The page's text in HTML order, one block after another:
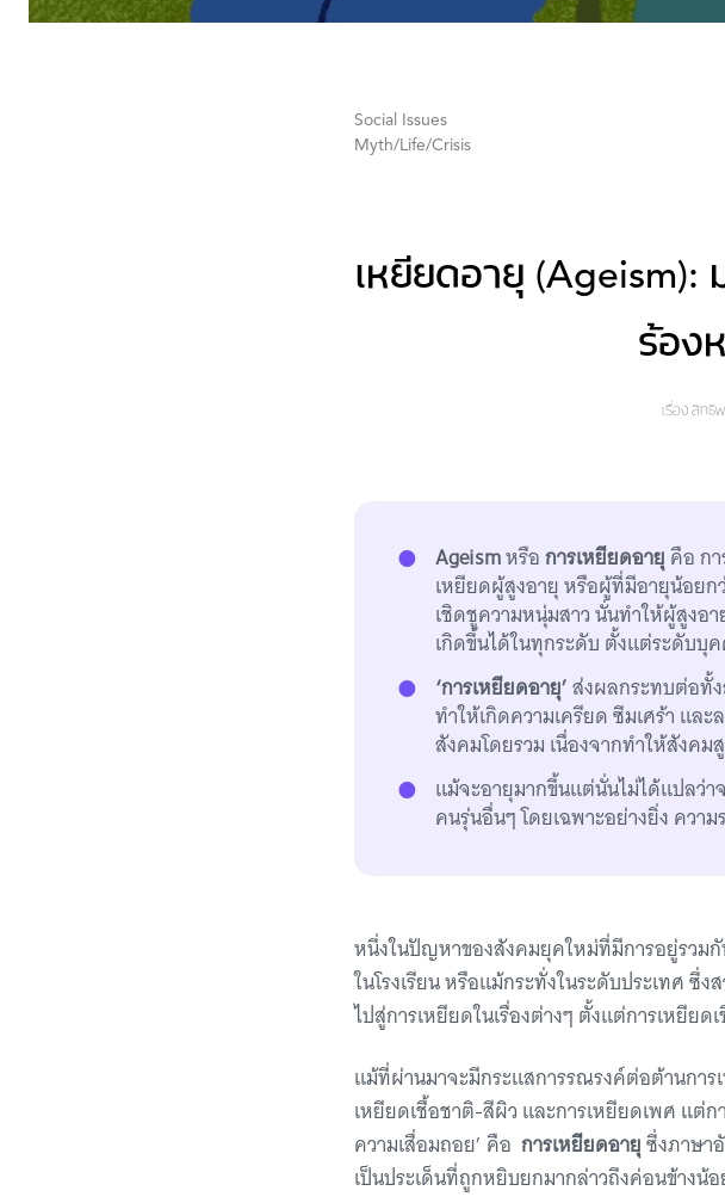
Social Issues
Myth/Life/Crisis
เหยียดอายุ (Ageism):
ร้อง
เรื่อง สิทธิ
Ageismหรือการเหยียดอายุ คือ ก
เหยียดผู้สูงอายุ หรือผู้ที่มีอายุน้อย
เชิดชูความหนุ่มสาว นั่นทำให้ผู้สูงอ
เกิดขึ้นได้ในทุกระดับ ตั้งแต่ระดับบุ
‘การเหยียดอายุ’ส่งผลกระทบต่อทั้
ทำให้เกิดความเครียด ซึมเศร้า แล
สังคมโดยรวม เนื่องจากทำให้สัง
แม้จะอายุมากขึ้นแต่นั่นไม่ได้แปลว่า
คนรุ่นอื่นๆ โดยเฉพาะอย่างยิ่ง ควา
หนึ่งในปัญหาของสังคมยุคใหม่ที่มีการอยู่รวม
ในโรงเรียน หรือแม้กระทั่งในระดับประเทศ ซึ่
ไปสู่การเหยียดในเรื่องต่างๆ ตั้งแต่การเหยีย
แม้ที่ผ่านมาจะมีกระแสการรณรงค์ต่อต้านการ
เหยียดเชื้อชาติ-สีผิว และการเหยียดเพศ แต่
ความเสื่อมถอย’ คือ การเหยียดอายุซึ่งภาษา
เป็นประเด็นที่ถูกหยิบยกมากล่าวถึงค่อนข้างน้